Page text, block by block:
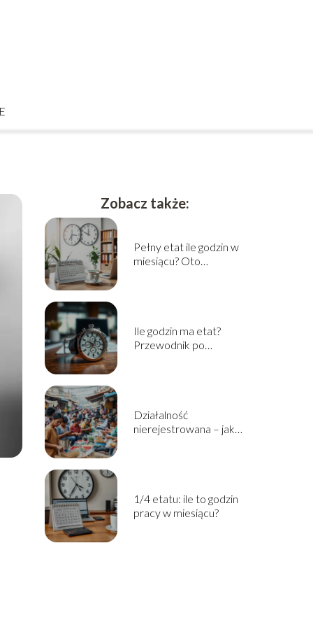
Zobacz także:
Pełny etat ile godzin w
miesiącu? Oto
Ile godzin ma etat?
Przewodnik po
Działalność
nierejestrowana – jak
1/4 etatu: ile to godzin
pracy w miesiącu?